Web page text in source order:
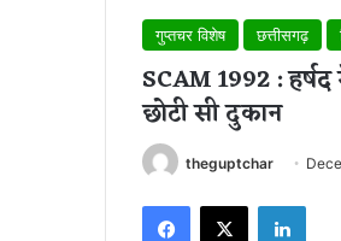
गुप्तचर विशेष छत्तीसगढ़
SCAM 1992 :
छोटी सी दुकान
theguptchar